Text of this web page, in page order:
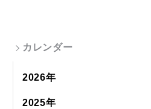
カレンダー
2026年
2025年